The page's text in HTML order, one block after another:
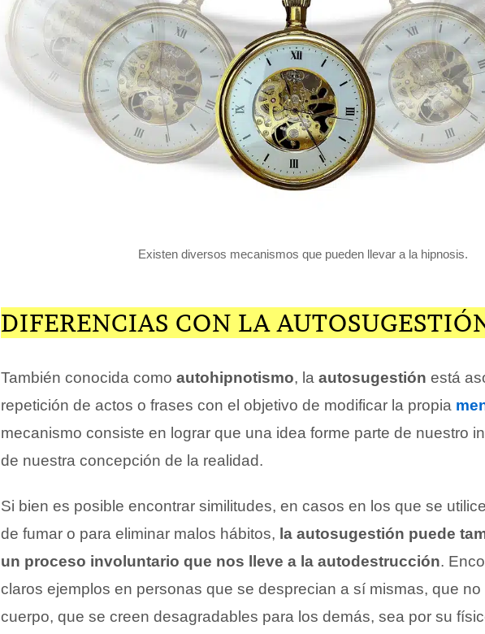
Existen diversos mecanismos que pueden llevar a la hipnosis.
DIFERENCIAS CON LA
También conocida como autohipnotismo, la autosugestión está
repetición de actos o frases con el objetivo de modificar la propia
mecanismo consiste en lograr que una idea forme parte de nuestro
de nuestra concepción de la realidad.
Si bien es posible encontrar similitudes, en casos en los que se
de fumar o para eliminar malos hábitos, la autosugestión puede
un proceso involuntario que nos lleve a la autodestrucción.
claros ejemplos en personas que se desprecian a sí mismas, que
cuerpo, que se creen desagradables para los demás, sea por su